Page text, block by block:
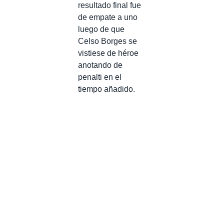
resultado final fue
de empate a uno
luego de que
Celso Borges se
vistiese de héroe
anotando de
penalti en el
tiempo añadido.